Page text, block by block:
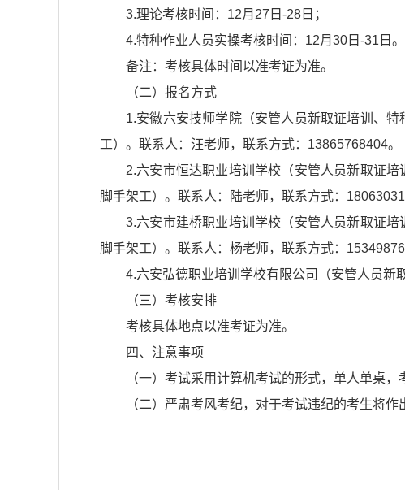
3.理论考核时间：12月27日-28日；
4.特种作业人员实操考核时间：12月30日-31日。
备注：考核具体时间以准考证为准。
（二）报名方式
1.安徽六安技师学院（安管人员新取证培训、
工）。联系人：汪老师，联系方式：13865768404。
2.六安市恒达职业培训学校（安管人员新取证
脚手架工）。联系人：陆老师，联系方式：
3.六安市建桥职业培训学校（安管人员新取证
脚手架工）。联系人：杨老师，联系方式：
4.六安弘德职业培训学校有限公司（安管人员新
（三）考核安排
考核具体地点以准考证为准。
四、注意事项
（一）考试采用计算机考试的形式，单人单桌
（二）严肃考风考纪，对于考试违纪的考生将